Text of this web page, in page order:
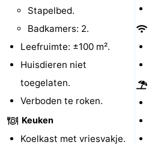
Bowlen
Minigolfbanen
Wellness
centra
Dorpen
Steden
Natuur
Sporten
Stapelbed.
Badkamers: 2.
Leefruimte: ±100 m².
Huisdieren niet
toegelaten.
Verboden te roken.
Keuken
Koelkast met vriesvakje.